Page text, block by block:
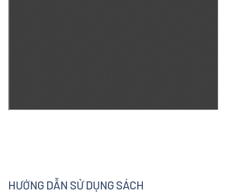
HƯỚNG DẪN SỬ DỤNG SÁCH